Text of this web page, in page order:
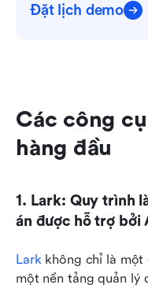
Đặt lịch demo
Các công
hàng đầu
1. Lark: Quy trình
án được hỗ trợ bởi
Lark không chỉ là
một nền tảng quản lý